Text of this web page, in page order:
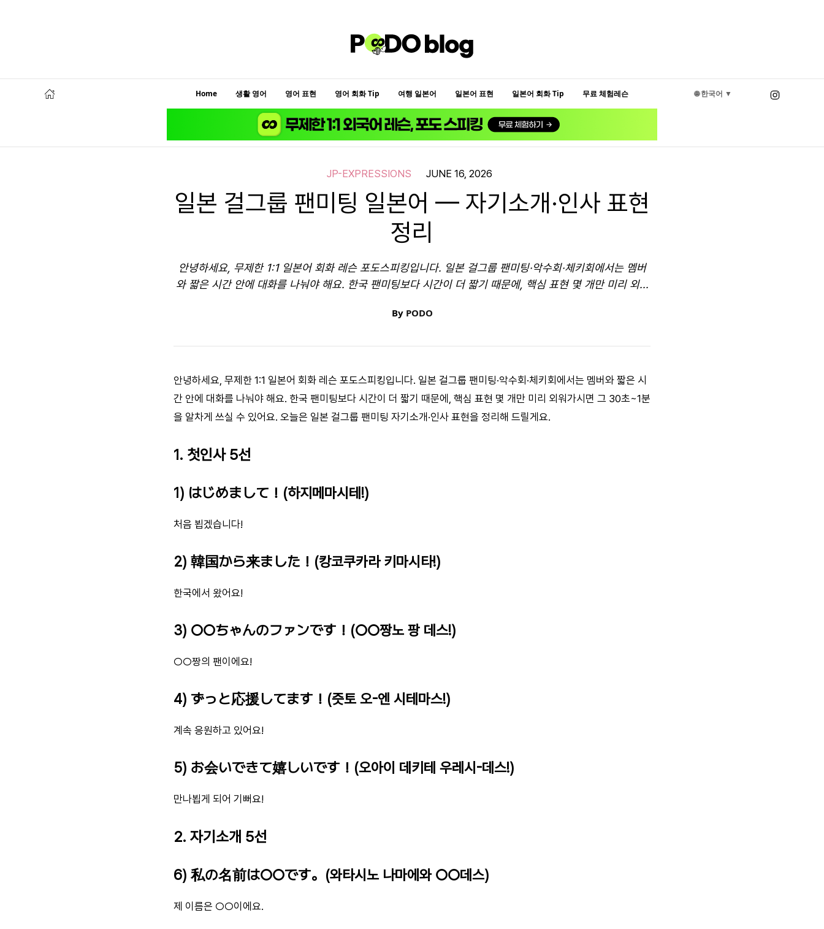
Home 생활 영어 영어 표현 영어 회화 Tip 여행 일본어 일본어 표현 일본어 회화 Tip 무료 체험레슨 🌐 한국어 ▼
JP-EXPRESSIONS JUNE 16, 2026
일본 걸그룹 팬미팅 일본어 — 자기소개·인사 표현
정리
안녕하세요, 무제한 1:1 일본어 회화 레슨 포도스피킹입니다. 일본 걸그룹 팬미팅·악수회·체키회에서는 멤버
와 짧은 시간 안에 대화를 나눠야 해요. 한국 팬미팅보다 시간이 더 짧기 때문에, 핵심 표현 몇 개만 미리 외...
By PODO
안녕하세요, 무제한 1:1 일본어 회화 레슨 포도스피킹입니다. 일본 걸그룹 팬미팅·악수회·체키회에서는 멤버와 짧은 시
간 안에 대화를 나눠야 해요. 한국 팬미팅보다 시간이 더 짧기 때문에, 핵심 표현 몇 개만 미리 외워가시면 그 30초~1분
을 알차게 쓰실 수 있어요. 오늘은 일본 걸그룹 팬미팅 자기소개·인사 표현을 정리해 드릴게요.
1. 첫인사 5선
1) はじめまして！(하지메마시테!)
처음 뵙겠습니다!
2) 韓国から来ました！(캉코쿠카라 키마시타!)
한국에서 왔어요!
3) ○○ちゃんのファンです！(○○짱노 팡 데스!)
○○짱의 팬이에요!
4) ずっと応援してます！(즛토 오-엔 시테마스!)
계속 응원하고 있어요!
5) お会いできて嬉しいです！(오아이 데키테 우레시-데스!)
만나뵙게 되어 기뻐요!
2. 자기소개 5선
6) 私の名前は○○です。(와타시노 나마에와 ○○데스)
제 이름은 ○○이에요.